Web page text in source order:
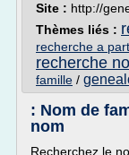
Site : http://
Thèmes liés :
recherche a
recherche
famille /
: Nom de
nom
Recherchez le